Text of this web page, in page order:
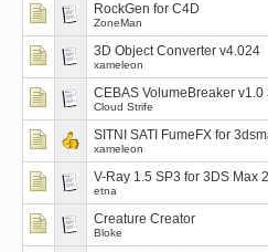
RockGen for C4D
ZoneMan
3D Object Converter v4.024
xameleon
CEBAS VolumeBreaker
Cloud Strife
SITNI SATI FumeFX for
xameleon
V-Ray 1.5 SP3 for 3DS Max
etna
Creature Creator
Bloke